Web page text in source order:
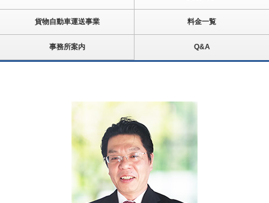
貨物自動車運送事業 料金一覧
事務所案内 Q&A